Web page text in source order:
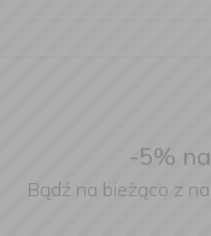
-5%
Bądź na bieżąco z